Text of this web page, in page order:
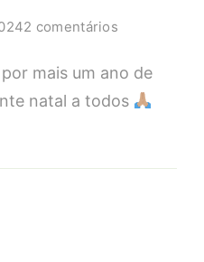
2 comentários
Dca
agradece
um
mais um ano de
natal a todos